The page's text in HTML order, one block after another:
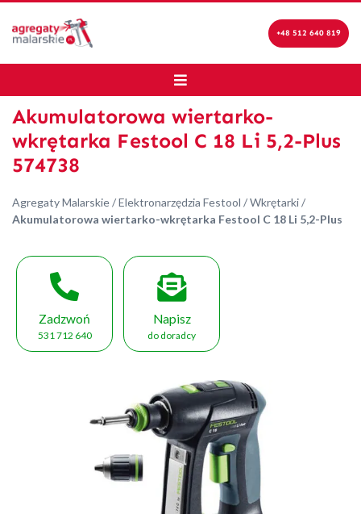
+48 512 640 819
Akumulatorowa wiertarko-
wkrętarka Festool C 18 Li 5,2-Plus
574738
Agregaty Malarskie/Elektronarzędzia Festool /Wkrętarki/
Akumulatorowa wiertarko-wkrętarka Festool C 18 Li 5,2-Plus
Zadzwoń
531 712 640
Napisz
do doradcy